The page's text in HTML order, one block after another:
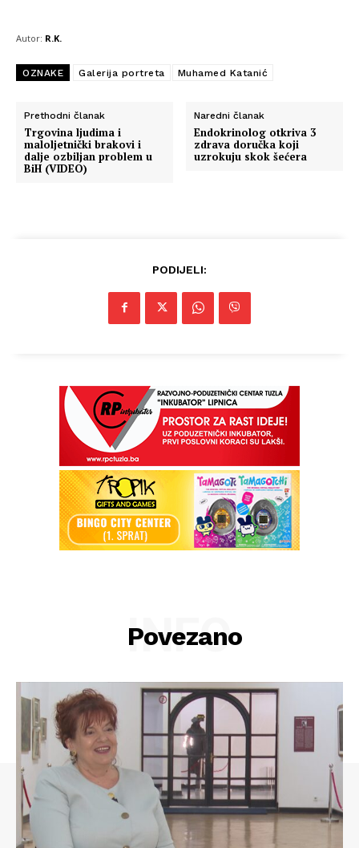
Autor: R.K.
OZNAKE Galerija portreta Muhamed Katanić
Prethodni članak
Trgovina ljudima i
maloljetnički brakovi i
dalje ozbiljan problem u
BiH (VIDEO)
Naredni članak
Endokrinolog otkriva 3
zdrava doručka koji
uzrokuju skok šećera
PODIJELI:
Povezano
INFO